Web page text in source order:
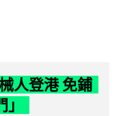
人登港 免鋪